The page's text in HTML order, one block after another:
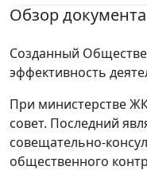
Обзор документа
Созданный
эффективность
При министерстве
совет. Последний
совещательно-
общественного